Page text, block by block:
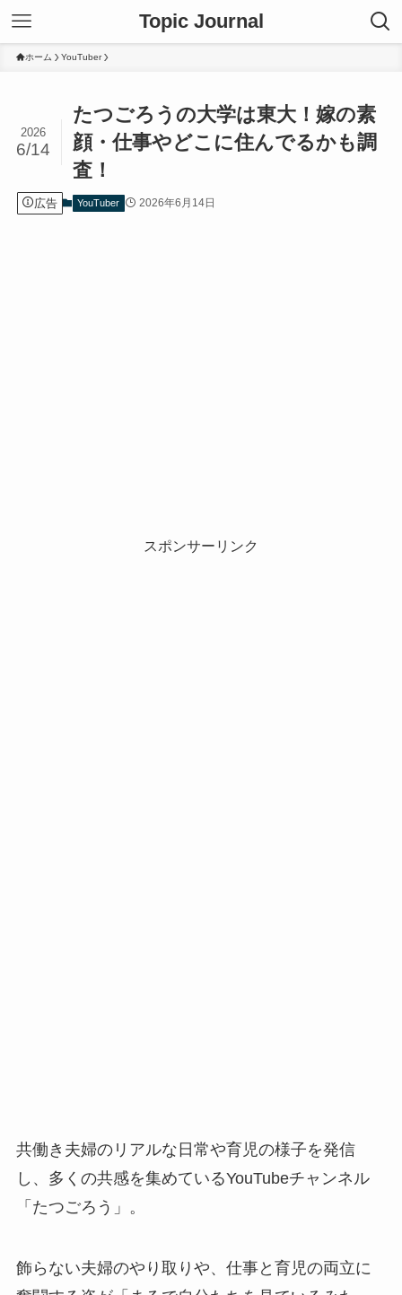
Topic Journal
ホーム YouTuber
たつごろうの大学は東大！嫁の素
顔・仕事やどこに住んでるかも調
査！
2026
6/14
広告 YouTuber 2026年6月14日
スポンサーリンク
共働き夫婦のリアルな日常や育児の様子を発信
し、多くの共感を集めているYouTubeチャンネル
「たつごろう」。
飾らない夫婦のやり取りや、仕事と育児の両立に